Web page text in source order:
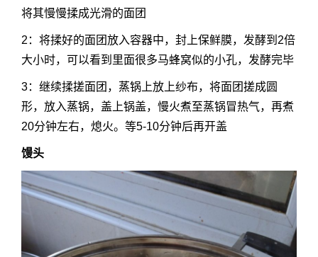
将其慢慢揉成光滑的面团
2：将揉好的面团放入容器中，封上保鲜膜，发酵到2倍
大小时，可以看到里面很多马蜂窝似的小孔，发酵完毕
3：继续揉搓面团，蒸锅上放上纱布，将面团搓成圆
形，放入蒸锅，盖上锅盖，慢火煮至蒸锅冒热气，再煮
20分钟左右，熄火。等5-10分钟后再开盖
馒头